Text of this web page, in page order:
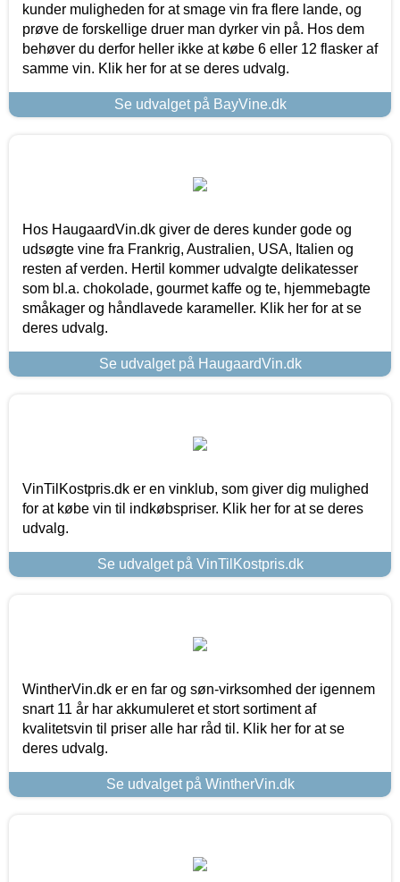
kunder muligheden for at smage vin fra flere lande, og
prøve de forskellige druer man dyrker vin på. Hos dem
behøver du derfor heller ikke at købe 6 eller 12 flasker af
samme vin. Klik her for at se deres udvalg.
Se udvalget på BayVine.dk
Hos HaugaardVin.dk giver de deres kunder gode og
udsøgte vine fra Frankrig, Australien, USA, Italien og
resten af verden. Hertil kommer udvalgte delikatesser
som bl.a. chokolade, gourmet kaffe og te, hjemmebagte
småkager og håndlavede karameller. Klik her for at se
deres udvalg.
Se udvalget på HaugaardVin.dk
VinTilKostpris.dk er en vinklub, som giver dig mulighed
for at købe vin til indkøbspriser. Klik her for at se deres
udvalg.
Se udvalget på VinTilKostpris.dk
WintherVin.dk er en far og søn-virksomhed der igennem
snart 11 år har akkumuleret et stort sortiment af
kvalitetsvin til priser alle har råd til. Klik her for at se
deres udvalg.
Se udvalget på WintherVin.dk